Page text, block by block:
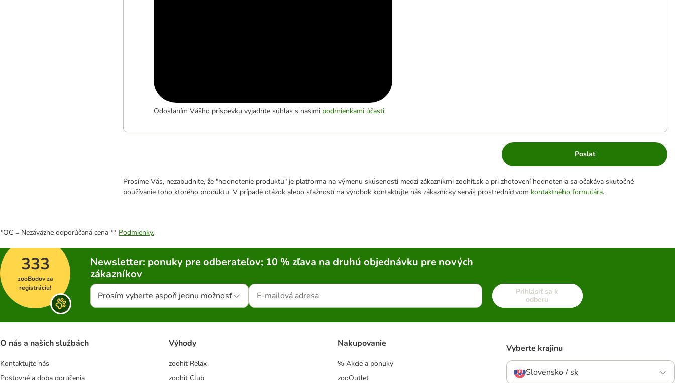
Odoslaním Vášho príspevku vyjadríte súhlas s našimi podmienkami účasti.
Poslať
Prosíme Vás, nezabudnite, že "hodnotenie produktu" je platforma na výmenu skúsenosti medzi zákazníkmi zoohit.sk a pri zhotovení hodnotenia sa očakáva skutočné
používanie toho ktorého produktu. V prípade otázok alebo sťažností na výrobok kontaktujte náš zákaznícky servis prostredníctvom kontaktného formulára.
*OC = Nezáväzne odporúčaná cena ** Podmienky.
333
zooBodov za
registráciu!
Newsletter: ponuky pre odberateľov; 10 % zľava na druhú objednávku pre nových
zákazníkov
Prosím vyberte aspoň jednu možnosť
Prihlásiť sa k
odberu
O nás a našich službách
Kontaktujte nás
Poštovné a doba doručenia
Výhody
zoohit Relax
zoohit Club
Nakupovanie
% Akcie a ponuky
zooOutlet
Vyberte krajinu
Slovensko / sk